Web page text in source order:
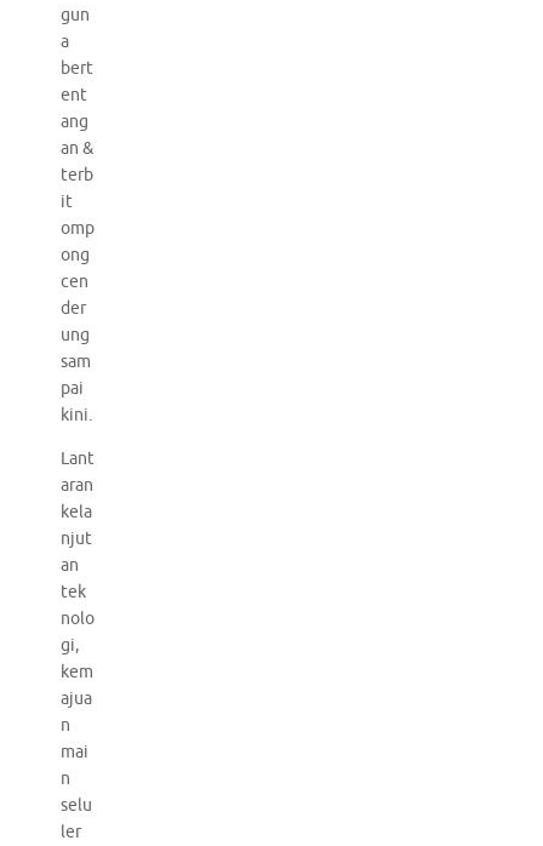
gun
a
bert
ent
ang
an &
terb
it
omp
ong
cen
der
ung
sam
pai
kini.
Lant
aran
kela
njut
an
tek
nolo
gi,
kem
ajua
n
mai
n
selu
ler